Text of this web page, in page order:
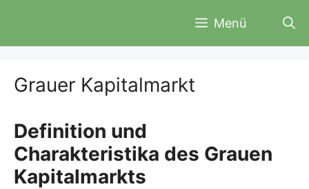
Menü
Grauer Kapitalmarkt
Definition und
Charakteristika des Grauen
Kapitalmarkts